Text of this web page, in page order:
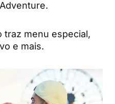
traz menu especial,
e mais.